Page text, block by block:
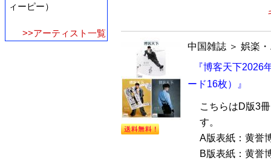
ィーピー）
>>アーティスト一覧
中国雑誌 ＞ 娯楽
『博客天下2026
ード16枚）』
こちらはD版3
す。
A版表紙：黄誉
B版表紙：黄誉